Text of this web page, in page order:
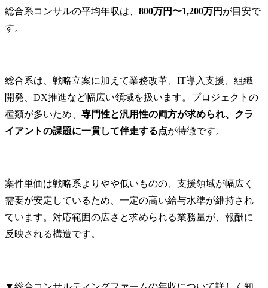
総合系コンサルの平均年収は、 800万円〜1,200万円 が目安で
す。
総合系は、戦略立案に加えて業務改革、IT導入支援、組織
開発、DX推進など幅広い領域を扱います。プロジェクトの
種類が多いため、 専門性と汎用性の両方が求められ、クラ
イアントの課題に一貫して伴走する点が特徴です。
案件単価は戦略系よりやや低いものの、支援領域が幅広く
需要が安定しているため、一定の高い給与水準が維持され
ています。対応範囲の広さと求められる業務量が、報酬に
反映される構造です。